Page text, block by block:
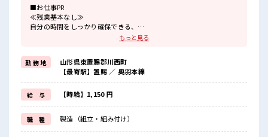
■お仕事PR
≪残業基本なし≫
自分の時間をしっかり確保できる、
≪週休2日制≫
週末は家族や友人と一緒にプライベート満喫！
制服があると毎日の服選びに悩まずOK♪
≪未経験の方も大カンゲイ≫
新しいことにチャレンジするのは不安だけど、
しっかり働く環境が整っています！
イチからスキルUP・ステップUP目指していきましょう！
≪自分に合った期間で働ける≫
福利厚生が整った派遣のお仕事です！
もっと見る
勤 務 地
山形県東置賜郡川西町
【最寄駅】置賜 ／ 奥羽本線
給 与 【時給】1,150 円
職 種 製造（組立・組み付け）